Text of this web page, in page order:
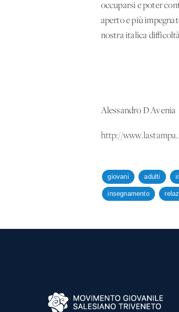
occuparsi e poter
aperto e più
nostra italica
Alessandro D'Avenia
http://
giovani adulti
insegnamento